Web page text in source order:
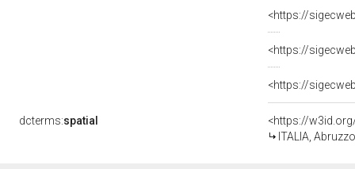
dcterms:spatial
<https://
ITALIA,